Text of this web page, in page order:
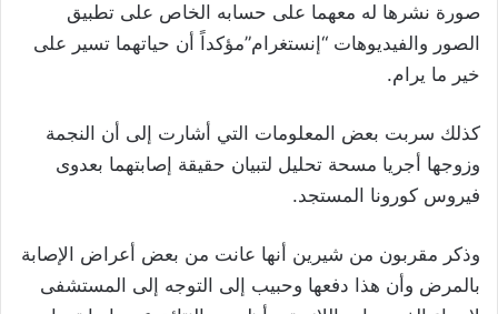
صورة نشرها له معهما على حسابه الخاص على تطبيق
الصور والفيديوهات “إنستغرام”مؤكداً أن حياتهما تسير على
خير ما يرام.
كذلك سربت بعض المعلومات التي أشارت إلى أن النجمة
وزوجها أجريا مسحة تحليل لتبيان حقيقة إصابتهما بعدوى
فيروس كورونا المستجد.
وذكر مقربون من شيرين أنها عانت من بعض أعراض الإصابة
بالمرض وأن هذا دفعها وحبيب إلى التوجه إلى المستشفى